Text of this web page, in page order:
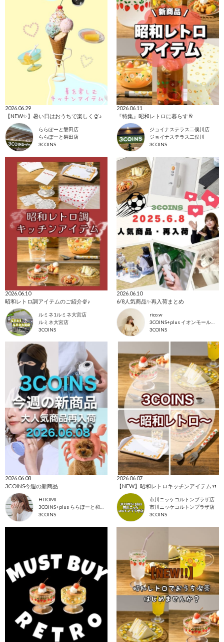
2026.06.29
【NEW✨】暑い日はおうちで楽しく🍨♪
ららぽーと磐田店
ららぽーと磐田店
3COINS
2026.06.11
『特集』昭和レトロに暮らす🥂
ジョイナステラス二俣川店
ジョイナステラス二俣川
3COINS
2026.06.10
昭和レトロ調アイテムのご紹介🍨♪
ルミネ1ルミネ大宮店
ルミネ大宮店
3COINS
2026.06.10
6/8人気商品✨再入荷まとめ
rico.w
3COINS
2026.06.08
3COINS今週の新商品
HITOMI
3COINS
2026.06.07
【NEW】昭和レトロキッチンアイテム🍴
市川ニッケコルトンプラザ店
市川ニッケコルトンプラザ店
3COINS